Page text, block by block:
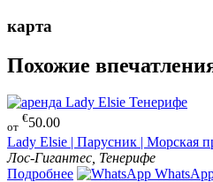
карта
Похожие
от
€50.00
Lady Elsie | Парусник | Морская
Лос-Гигантес, Тенерифе
Подробнее